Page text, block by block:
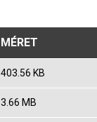
MÉRET
403.56 KB
3.66 MB